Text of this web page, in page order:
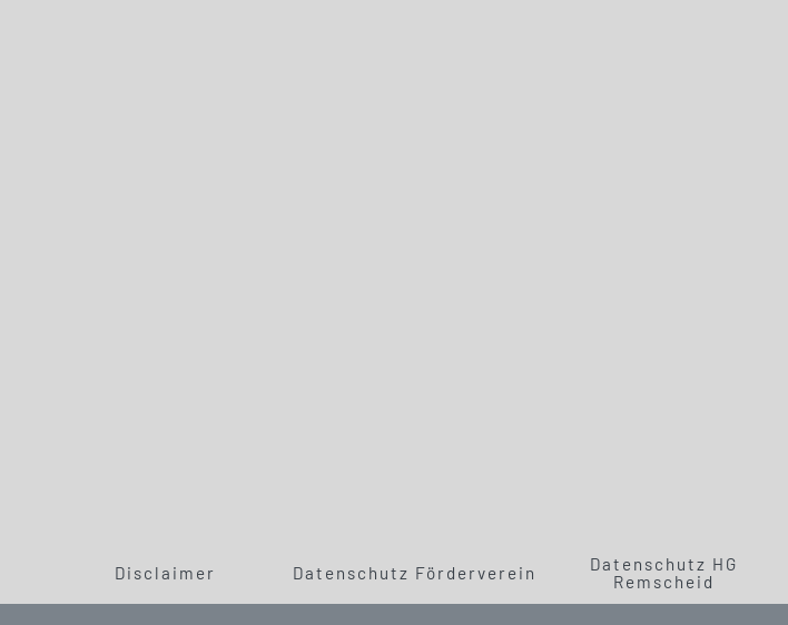
Disclaimer Datenschutz Förderverein
Datenschutz HG
Remscheid